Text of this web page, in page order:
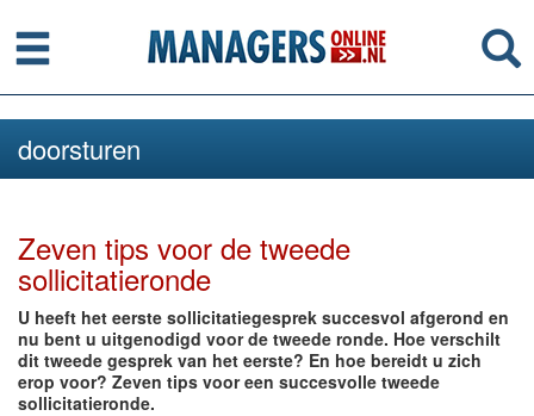
Menu
doorsturen
Zeven tips voor de tweede
sollicitatieronde
U heeft het eerste sollicitatiegesprek succesvol afgerond en
nu bent u uitgenodigd voor de tweede ronde. Hoe verschilt
dit tweede gesprek van het eerste? En hoe bereidt u zich
erop voor? Zeven tips voor een succesvolle tweede
sollicitatieronde.